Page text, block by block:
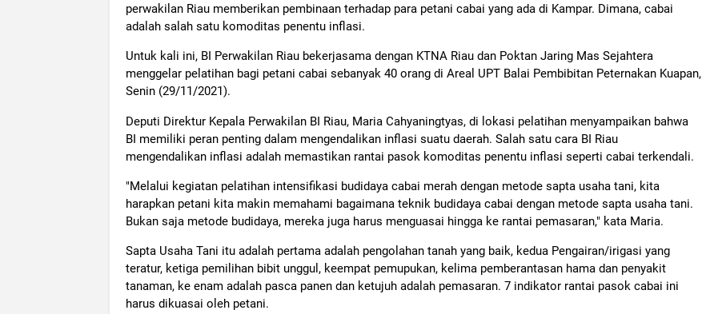
perwakilan Riau memberikan pembinaan terhadap para petani cabai yang ada di Kampar. Dimana, cabai
adalah salah satu komoditas penentu inflasi.
Untuk kali ini, BI Perwakilan Riau bekerjasama dengan KTNA Riau dan Poktan Jaring Mas Sejahtera
menggelar pelatihan bagi petani cabai sebanyak 40 orang di Areal UPT Balai Pembibitan Peternakan Kuapan,
Senin (29/11/2021).
Deputi Direktur Kepala Perwakilan BI Riau, Maria Cahyaningtyas, di lokasi pelatihan menyampaikan bahwa
BI memiliki peran penting dalam mengendalikan inflasi suatu daerah. Salah satu cara BI Riau
mengendalikan inflasi adalah memastikan rantai pasok komoditas penentu inflasi seperti cabai terkendali.
"Melalui kegiatan pelatihan intensifikasi budidaya cabai merah dengan metode sapta usaha tani, kita
harapkan petani kita makin memahami bagaimana teknik budidaya cabai dengan metode sapta usaha tani.
Bukan saja metode budidaya, mereka juga harus menguasai hingga ke rantai pemasaran," kata Maria.
Sapta Usaha Tani itu adalah pertama adalah pengolahan tanah yang baik, kedua Pengairan/irigasi yang
teratur, ketiga pemilihan bibit unggul, keempat pemupukan, kelima pemberantasan hama dan penyakit
tanaman, ke enam adalah pasca panen dan ketujuh adalah pemasaran. 7 indikator rantai pasok cabai ini
harus dikuasai oleh petani.